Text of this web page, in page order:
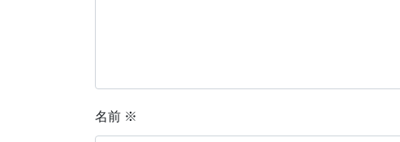
名前 ※